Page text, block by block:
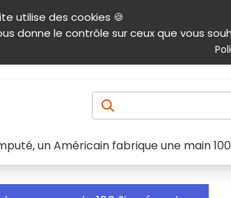
utilise des cookies 🍪
donne le contrôle sur ceux que vous
et accessibilité Menu principal
Produits &
un Américain fabrique une main